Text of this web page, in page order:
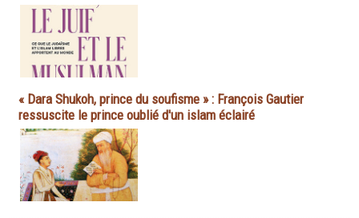
« Dara Shukoh, prince du soufisme » : François Gautier
ressuscite le prince oublié d'un islam éclairé